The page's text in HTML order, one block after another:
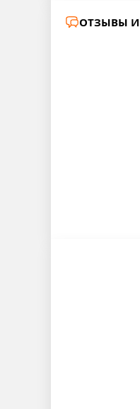
ОТЗЫВЫ